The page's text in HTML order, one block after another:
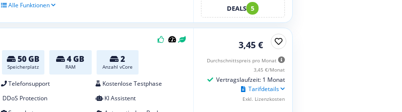
Alle Funktionen
DEALS 5
50 GB
Speicherplatz
4 GB
RAM
2
Anzahl vCore
Telefonsupport
Kostenlose Testphase
DDoS Protection
KI Assistent
3,45 €
Durchschnittspreis pro Monat
3,45 €/Monat
Vertragslaufzeit: 1 Monat
Tarifdetails
Exkl. Lizenzkosten